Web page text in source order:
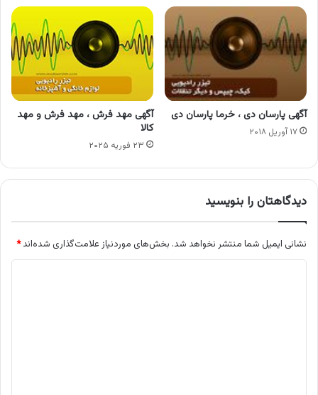
آگهی پارسان دی ، خرما پارسان دی
۱۷ آوریل ۲۰۱۸
آگهی مهد فرش ، مهد فرش و مهد
کالا
۲۳ فوریه ۲۰۲۵
دیدگاهتان را بنویسید
نشانی ایمیل شما منتشر نخواهد شد. بخش‌های موردنیاز علامت‌گذاری شده‌اند*